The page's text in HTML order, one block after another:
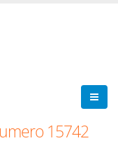
15742